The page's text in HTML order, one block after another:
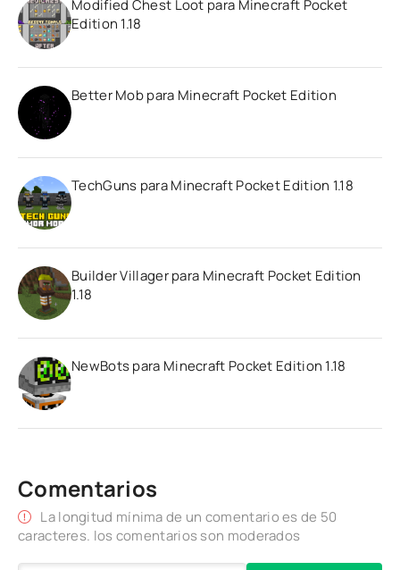
Modified Chest Loot para Minecraft Pocket
Edition 1.18
Better Mob para Minecraft Pocket Edition
TechGuns para Minecraft Pocket Edition 1.18
Builder Villager para Minecraft Pocket Edition
1.18
NewBots para Minecraft Pocket Edition 1.18
Comentarios
La longitud mínima de un comentario es de 50
caracteres. los comentarios son moderados